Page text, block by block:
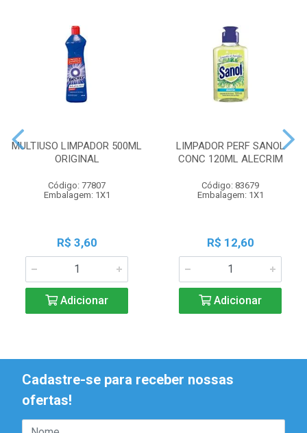
MULTIUSO LIMPADOR 500ML
ORIGINAL
Código: 77807
Embalagem: 1X1
R$ 3,60
Adicionar
LIMPADOR PERF SANOL
CONC 120ML ALECRIM
Código: 83679
Embalagem: 1X1
R$ 12,60
Adicionar
Cadastre-se para receber nossas
ofertas!